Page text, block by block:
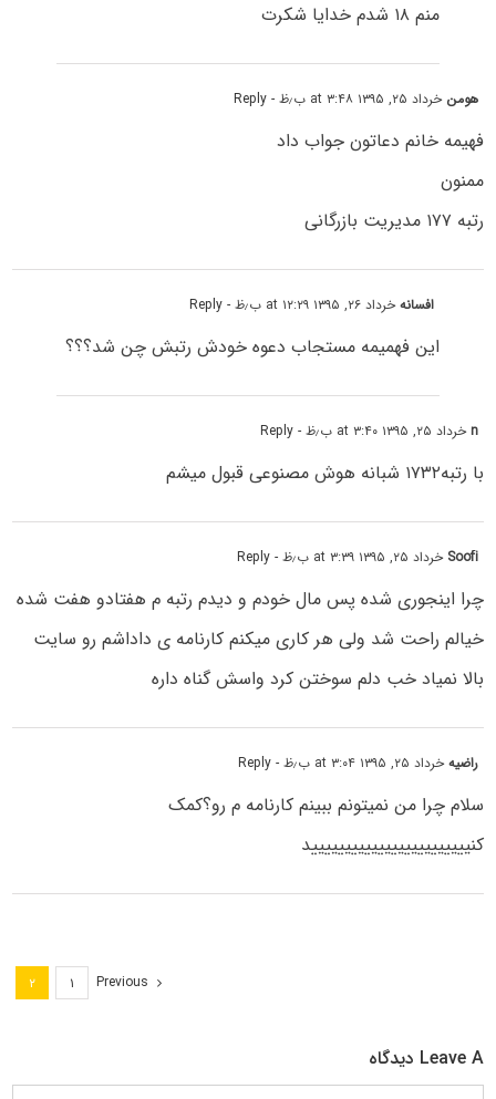
منم ۱۸ شدم خدایا شکرت
هومن خرداد ۲۵, ۱۳۹۵ at ۳:۴۸ ب٫ظ - Reply
فهیمه خانم دعاتون جواب داد
ممنون
رتبه ۱۷۷ مدیریت بازرگانی
افسانهخرداد ۲۶, ۱۳۹۵ at ۱۲:۲۹ ب٫ظ - Reply
این فهمیمه مستجاب دعوه خودش رتبش چن شد؟؟؟
nخرداد ۲۵, ۱۳۹۵ at ۳:۴۰ ب٫ظ - Reply
با رتبه۱۷۳۲ شبانه هوش مصنوعی قبول میشم
Soofi خرداد ۲۵, ۱۳۹۵ at ۳:۳۹ ب٫ظ - Reply
چرا اینجوری شده پس مال خودم و دیدم رتبه م هفتادو هفت شده
خیالم راحت شد ولی هر کاری میکنم کارنامه ی داداشم رو سایت
بالا نمیاد خب دلم سوختن کرد واسش گناه داره
راضیهخرداد ۲۵, ۱۳۹۵ at ۳:۰۴ ب٫ظ - Reply
سلام چرا من نمیتونم ببینم کارنامه م رو؟کمک
کنیییییییییییییییییییییییید
Previous ۱ ۲
Leave A دیدگاه